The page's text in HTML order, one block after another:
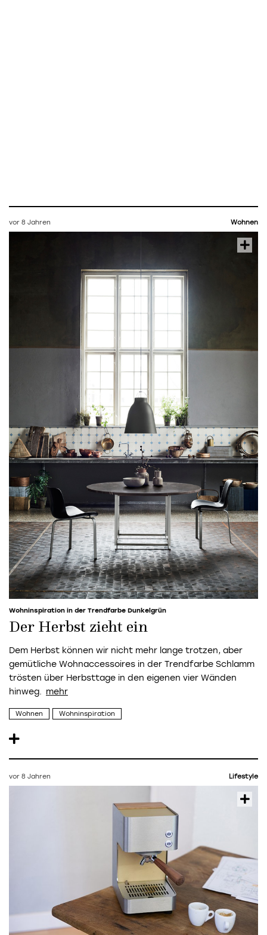
vor 8 Jahren Wohnen
Wohninspiration in der Trendfarbe Dunkelgrün
Der Herbst zieht ein
Dem Herbst können wir nicht mehr lange trotzen, aber
gemütliche Wohnaccessoires in der Trendfarbe Schlamm
trösten über Herbsttage in den eigenen vier Wänden
hinweg.
Wohnen Wohninspiration
vor 8 Jahren Lifestyle